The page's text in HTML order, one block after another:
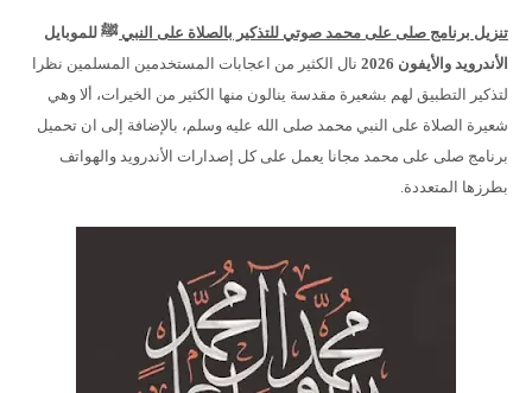
تنزيل برنامج صلى على محمد صوتي للتذكير بالصلاة على النبي ﷺ للموبايل
الأندرويد والأيفون 2026
نال الكثير من اعجابات المستخدمين المسلمين نظرا
لتذكير التطبيق لهم بشعيرة مقدسة ينالون منها الكثير من الخيرات، ألا وهي
شعيرة الصلاة على النبي محمد صلى الله عليه وسلم، بالإضافة إلى ان تحميل
برنامج صلى على محمد مجانا يعمل على كل إصدارات الأندرويد والهواتف
بطرزها المتعددة.